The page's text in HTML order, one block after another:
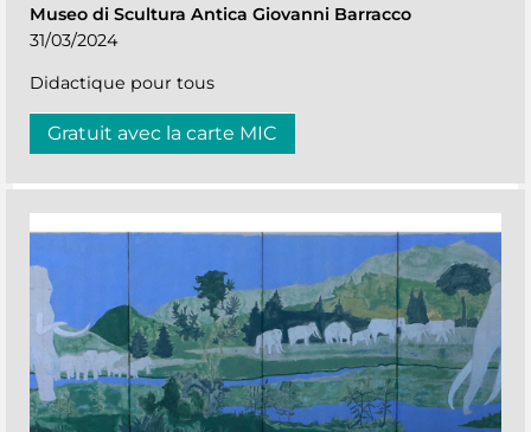
Museo di Scultura Antica Giovanni Barracco
31/03/2024
Didactique pour tous
Gratuit avec la carte MIC